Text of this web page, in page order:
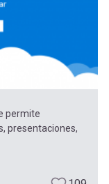
permite
presentaciones,